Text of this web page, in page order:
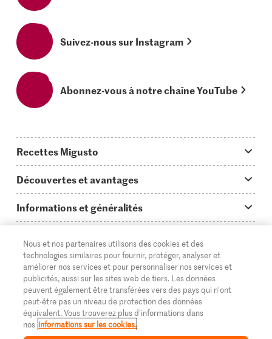
Suivez-nous sur Instagram
Abonnez-vous à notre chaîne YouTube
Recettes Migusto
Idées de menus
Plats principaux
Simple & vite prêt
Apéritif
Préparations au four
Enfants & famille
Découvertes et avantages
On en parle...
Tutoriels
Glossaire des ingrédients
Login Migusto
Magazine Migusto
Informations et généralités
Questions concernant Migusto
Cuisiner avec Migusto
Service clientèle & contact
Publicité
Impressum
Supermarché
Migros Online
À propos de Migros
Magasins
DE FR IT
Nous et nos partenaires utilisons des cookies et des
technologies similaires pour fournir, protéger, analyser et
améliorer nos services et pour personnaliser nos services et
publicités, aussi sur les sites web de tiers. Les données
peuvent également être transférées vers des pays qui n'ont
peut-être pas un niveau de protection des données
équivalent. Vous trouverez plus d'informations dans
nos informations sur les cookies.